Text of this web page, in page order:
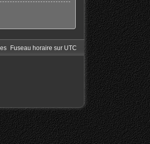
Fuseau horaire sur UTC